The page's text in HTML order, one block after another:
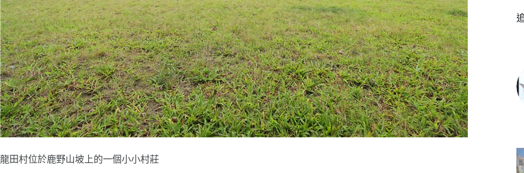
龍田村位於鹿野山坡上的一個小小村莊